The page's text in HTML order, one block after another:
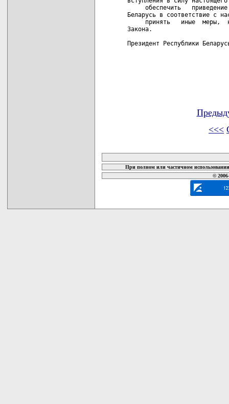
<<<
При полном или частичном
©